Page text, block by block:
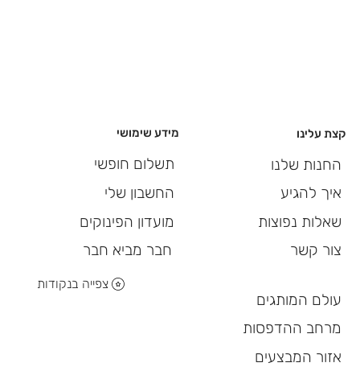
מידע שימושי
תשלום חופשי
החשבון שלי
מועדון הפינוקים
חבר מביא חבר
צפייה בנקודות
קצת עלינו
החנות שלנו
איך להגיע
שאלות נפוצות
צור קשר
עולם המותגים
מרחב ההדפסות
אזור המבצעים